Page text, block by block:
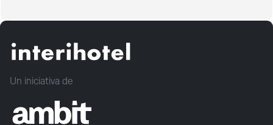
Un iniciativa de